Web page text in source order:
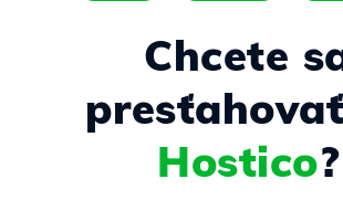
Chcete
Hostico?